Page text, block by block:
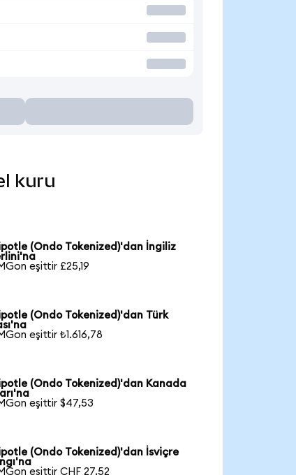
kuru
(Ondo Tokenized)'dan İngiliz
eşittir £25,19
(Ondo Tokenized)'dan Türk
eşittir ₺1.616,78
(Ondo Tokenized)'dan Kanada
eşittir $47,53
(Ondo Tokenized)'dan İsviçre
eşittir CHF 27,52